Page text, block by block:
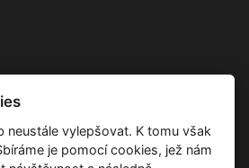
neustále vylepšovat. K tomu však
je pomocí cookies, jež nám